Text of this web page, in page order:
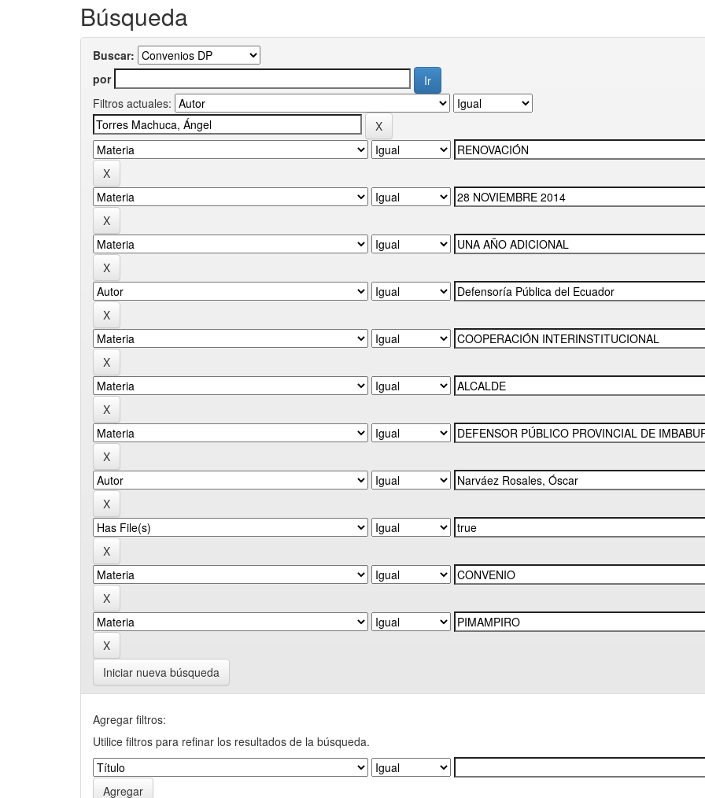
Búsqueda
Buscar:
por
Filtros actuales:
Iniciar nueva búsqueda
Agregar filtros:
Utilice filtros para refinar los resultados de la búsqueda.